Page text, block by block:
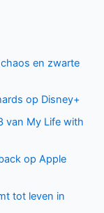
en zwarte
op Disney+
van My Life with
op Apple
tot leven in